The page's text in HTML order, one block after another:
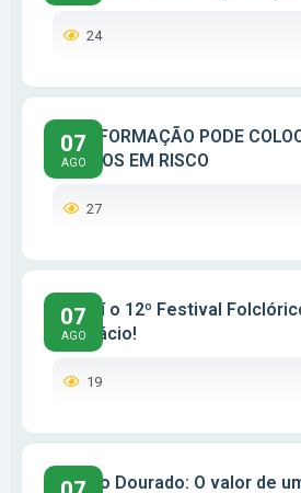
24
DESINFORMAÇÃO PODE
DIREITOS EM RISCO
07
AGO
27
Vem aí o 12º Festival
Anastácio!
07
AGO
19
Agosto Dourado: O valor de